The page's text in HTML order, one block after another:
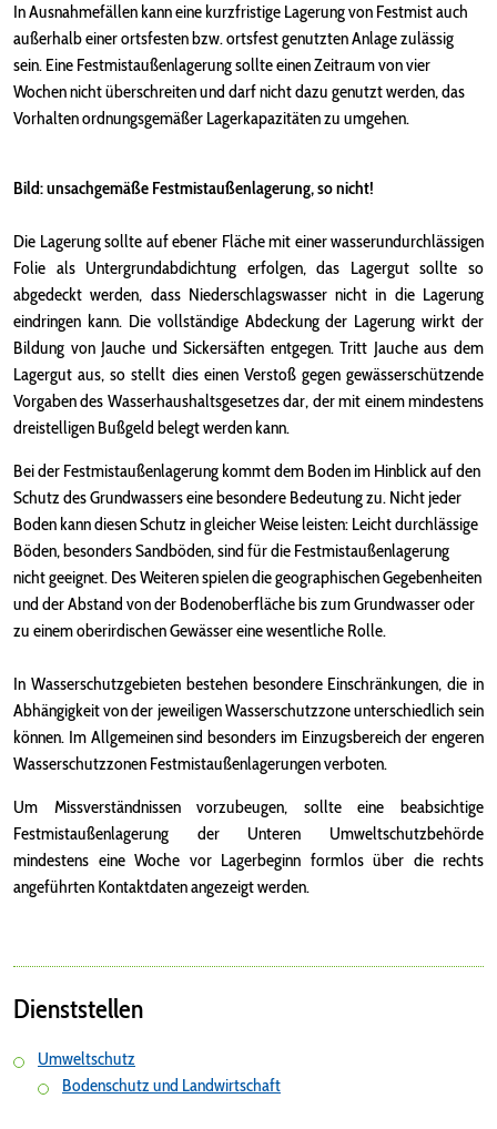
In Ausnahmefällen kann eine kurzfristige Lagerung von Festmist auch
außerhalb einer ortsfesten bzw. ortsfest genutzten Anlage zulässig
sein. Eine Festmistaußenlagerung sollte einen Zeitraum von vier
Wochen nicht überschreiten und darf nicht dazu genutzt werden, das
Vorhalten ordnungsgemäßer Lagerkapazitäten zu umgehen.
Bild: unsachgemäße Festmistaußenlagerung, so nicht!
Die Lagerung sollte auf ebener Fläche mit einer wasserundurchlässigen
Folie als Untergrundabdichtung erfolgen, das Lagergut sollte so
abgedeckt werden, dass Niederschlagswasser nicht in die Lagerung
eindringen kann. Die vollständige Abdeckung der Lagerung wirkt der
Bildung von Jauche und Sickersäften entgegen. Tritt Jauche aus dem
Lagergut aus, so stellt dies einen Verstoß gegen gewässerschützende
Vorgaben des Wasserhaushaltsgesetzes dar, der mit einem mindestens
dreistelligen Bußgeld belegt werden kann.
Bei der Festmistaußenlagerung kommt dem Boden im Hinblick auf den
Schutz des Grundwassers eine besondere Bedeutung zu. Nicht jeder
Boden kann diesen Schutz in gleicher Weise leisten: Leicht durchlässige
Böden, besonders Sandböden, sind für die Festmistaußenlagerung
nicht geeignet. Des Weiteren spielen die geographischen Gegebenheiten
und der Abstand von der Bodenoberfläche bis zum Grundwasser oder
zu einem oberirdischen Gewässer eine wesentliche Rolle.
In Wasserschutzgebieten bestehen besondere Einschränkungen, die in
Abhängigkeit von der jeweiligen Wasserschutzzone unterschiedlich sein
können. Im Allgemeinen sind besonders im Einzugsbereich der engeren
Wasserschutzzonen Festmistaußenlagerungen verboten.
Um Missverständnissen vorzubeugen, sollte eine beabsichtige
Festmistaußenlagerung der Unteren Umweltschutzbehörde
mindestens eine Woche vor Lagerbeginn formlos über die rechts
angeführten Kontaktdaten angezeigt werden.
Dienststellen
Umweltschutz
Bodenschutz und Landwirtschaft